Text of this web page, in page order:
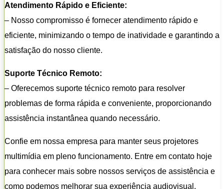
Atendimento Rápido e Eficiente:
– Nosso compromisso é fornecer atendimento rápido e
eficiente, minimizando o tempo de inatividade e garantindo a
satisfação do nosso cliente.
Suporte Técnico Remoto:
– Oferecemos suporte técnico remoto para resolver
problemas de forma rápida e conveniente, proporcionando
assistência instantânea quando necessário.
Confie em nossa empresa para manter seus projetores
multimídia em pleno funcionamento. Entre em contato hoje
para conhecer mais sobre nossos serviços de assistência e
como podemos melhorar sua experiência audiovisual.